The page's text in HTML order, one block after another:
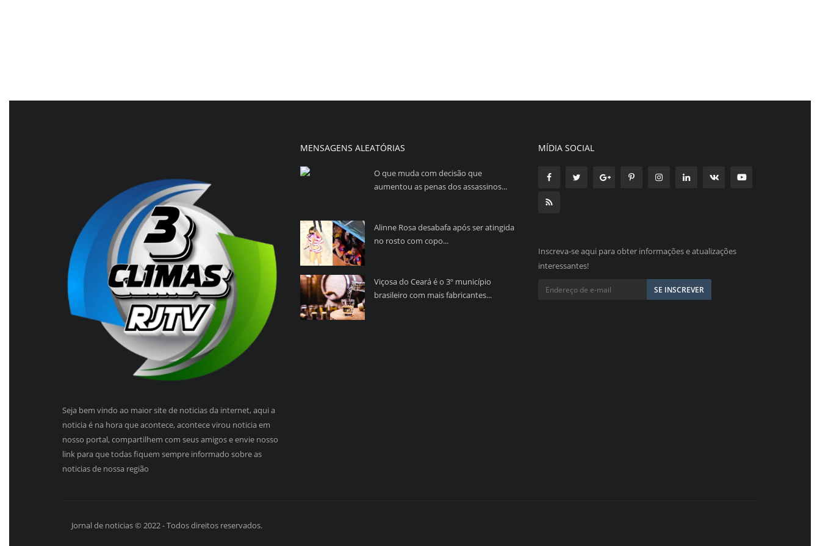
Seja bem vindo ao maior site de noticias da internet, aqui a
noticia é na hora que acontece, acontece virou noticia em
nosso portal, compartilhem com seus amigos e envie nosso
link para que todas fiquem sempre informado sobre as
noticias de nossa região
MENSAGENS ALEATÓRIAS
O que muda com decisão que
aumentou as penas dos assassinos...
Alinne Rosa desabafa após ser atingida
no rosto com copo...
Viçosa do Ceará é o 3º município
brasileiro com mais fabricantes...
MÍDIA SOCIAL
Inscreva-se aqui para obter informações e atualizações
interessantes!
Jornal de noticias © 2022 - Todos direitos reservados.